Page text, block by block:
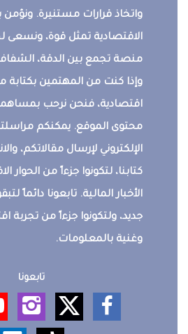
واتخاذ قرارات مستنيرة. ونؤمن
الاقتصادية تمثل قوة، ونسعى
منصة تجمع بين الدقة،
وإذا كنت من المهتمين بكتابة
اقتصادية، فنحن نرحب
محتوى الموقع. يمكنكم
الإلكتروني لإرسال مقالاتكم،
كتابنا، لتكونوا جزءاً من الحوار
الأخبار المالية. تابعونا دائماً
جديد، ولتكونوا جزءاً من تجربة
وغنية بالمعلومات.
تابعونا